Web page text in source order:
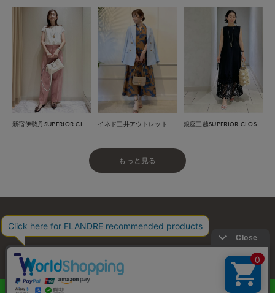
もっと見る
お問い合わせ 利用規約 プライバシーポリシー
特定商取引・古物営業法に基づく表示